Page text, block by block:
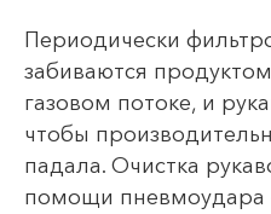
Периодически
забиваются
газовом потоке, и
чтобы
падала. Очистка
помощи пневмоудара